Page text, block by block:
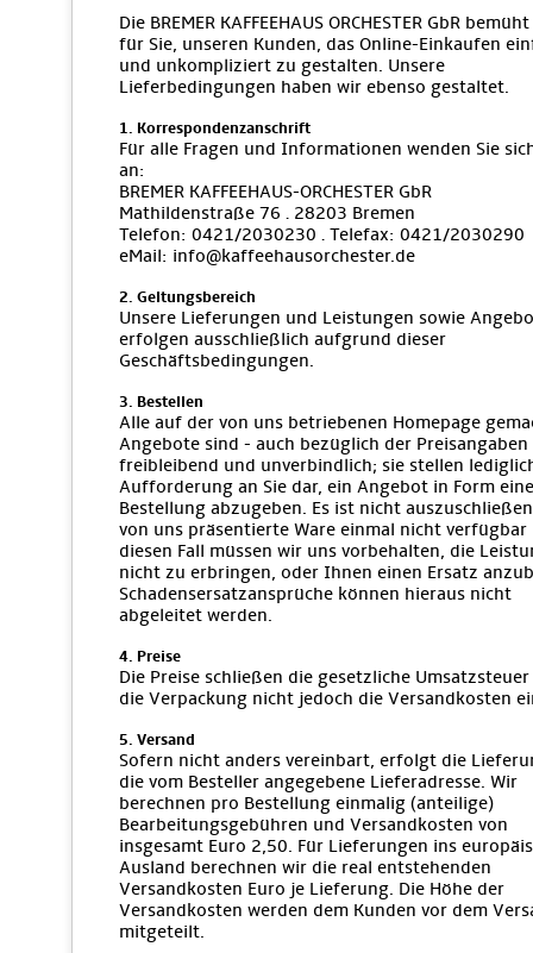
Die BREMER KAFFEEHAUS ORCHESTER GbR
für Sie, unseren Kunden, das Online-Einkaufen
und unkompliziert zu gestalten. Unsere
Lieferbedingungen haben wir ebenso gestaltet.
1. Korrespondenzanschrift
Für alle Fragen und Informationen wenden Sie
an:
BREMER KAFFEEHAUS-ORCHESTER GbR
Mathildenstraße 76 · 28203 Bremen
Telefon: 0421/2030230 · Telefax: 0421/2030290
eMail: info@kaffeehausorchester.de
2. Geltungsbereich
Unsere Lieferungen und Leistungen sowie
erfolgen ausschließlich aufgrund dieser
Geschäftsbedingungen.
3. Bestellen
Alle auf der von uns betriebenen Homepage
Angebote sind - auch bezüglich der Preisangaben
freibleibend und unverbindlich; sie stellen
Aufforderung an Sie dar, ein Angebot in Form
Bestellung abzugeben. Es ist nicht
von uns präsentierte Ware einmal nicht verfügbar
diesen Fall müssen wir uns vorbehalten, die
nicht zu erbringen, oder Ihnen einen Ersatz
Schadensersatzansprüche können hieraus nicht
abgeleitet werden.
4. Preise
Die Preise schließen die gesetzliche
die Verpackung nicht jedoch die Versandkosten
5. Versand
Sofern nicht anders vereinbart, erfolgt die
die vom Besteller angegebene Lieferadresse. Wir
berechnen pro Bestellung einmalig (anteilige)
Bearbeitungsgebühren und Versandkosten von
insgesamt Euro 2,50. Für Lieferungen ins
Ausland berechnen wir die real entstehenden
Versandkosten Euro je Lieferung. Die Höhe der
Versandkosten werden dem Kunden vor dem
mitgeteilt.